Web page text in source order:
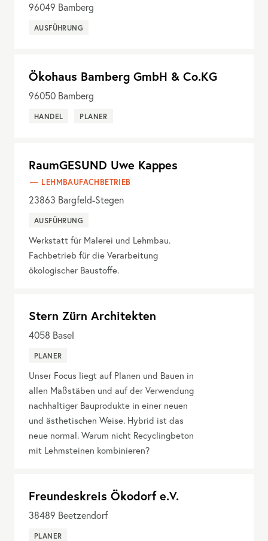
96049 Bamberg
AUSFÜHRUNG
Ökohaus Bamberg GmbH & Co.KG
96050 Bamberg
HANDEL PLANER
RaumGESUND Uwe Kappes
LEHMBAUFACHBETRIEB
23863 Bargfeld-Stegen
AUSFÜHRUNG
Werkstatt für Malerei und Lehmbau.
Fachbetrieb für die Verarbeitung
ökologischer Baustoffe.
Stern Zürn Architekten
4058 Basel
PLANER
Unser Focus liegt auf Planen und Bauen in
allen Maßstäben und auf der Verwendung
nachhaltiger Bauprodukte in einer neuen
und ästhetischen Weise. Hybrid ist das
neue normal. Warum nicht Recyclingbeton
mit Lehmsteinen kombinieren?
Freundeskreis Ökodorf e.V.
38489 Beetzendorf
PLANER